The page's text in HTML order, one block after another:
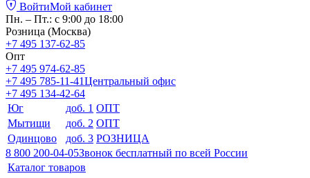
ВойтиМой кабинет
Пн. – Пт.: с 9:00 до 18:00
Розница (Москва)
+7 495 137-62-85
Опт
+7 495 974-62-85
+7 495 785-11-41Центральный офис
+7 495 134-42-64
Юг
доб. 1 ОПТ
Мытищи
доб. 2 ОПТ
Одинцово
доб. 3 РОЗНИЦА
8 800 200-04-05Звонок бесплатный по всей России
Каталог товаров